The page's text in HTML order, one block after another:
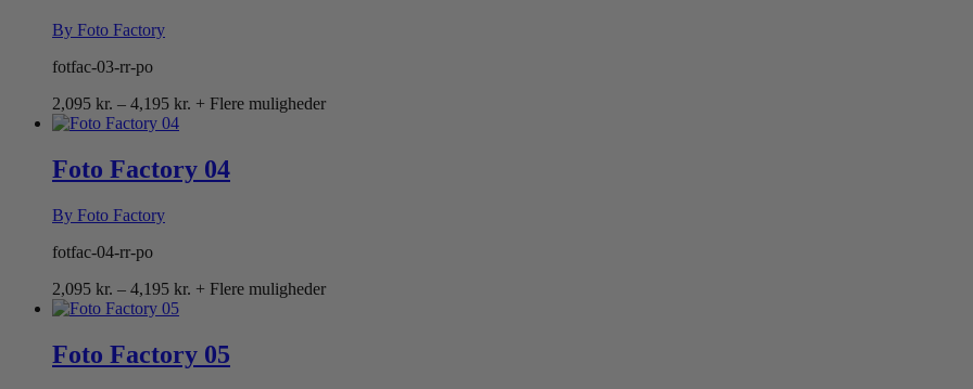
By Foto Factory
fotfac-03-rr-po
2,095 kr. – 4,195 kr. Prisinterval:
4,195 kr.
+ Flere muligheder
Foto Factory 04
By Foto Factory
fotfac-04-rr-po
2,095 kr. – 4,195 kr. Prisinterval:
4,195 kr.
+ Flere muligheder
Foto Factory 05